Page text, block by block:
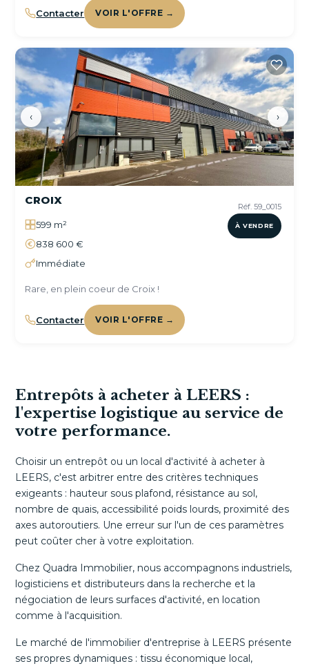
Contacter VOIR L'OFFRE →
‹ ›
Réf. 59_0015
À VENDRE
CROIX
599 m²
838 600 €
Immédiate
Rare, en plein coeur de Croix !
Contacter VOIR L'OFFRE →
Entrepôts à acheter à LEERS :
l'expertise logistique au service de
votre performance.
Choisir un entrepôt ou un local d'activité à acheter à
LEERS, c'est arbitrer entre des critères techniques
exigeants : hauteur sous plafond, résistance au sol,
nombre de quais, accessibilité poids lourds, proximité des
axes autoroutiers. Une erreur sur l'un de ces paramètres
peut coûter cher à votre exploitation.
Chez Quadra Immobilier, nous accompagnons industriels,
logisticiens et distributeurs dans la recherche et la
négociation de leurs surfaces d'activité, en location
comme à l'acquisition.
Le marché de l'immobilier d'entreprise à LEERS présente
ses propres dynamiques : tissu économique local,